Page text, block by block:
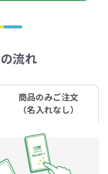
数を調整してくだ
めご了承くださ
着後7営業日以
（土・日・祝日を
リュームディスカ
量を印刷すると、1
単価がお安くなり
く一定数に満たな
算ではなく、印刷
替口座）
ノベーション
はお客さま負担と
意ください。
間となります。
ります。
でにご注文とご入
日着でお送りする
相談ください。最
。
す。
品の場合、別途送
ございます。
認ください。
流れ
商品のみご注文
（名入れなし）